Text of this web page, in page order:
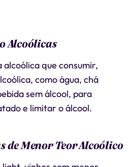
Alcoólicas
alcoólica que consumir,
como água, chá
sem álcool, para
e limitar o álcool.
de Menor Teor Alcoólico